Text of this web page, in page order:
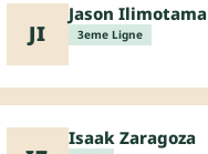
JI
Jason Ilimotama
3eme Ligne
Isaak Zaragoza